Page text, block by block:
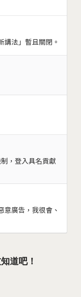
講法」暫且關閉。
，登入具名貢獻
意廣告，我很會、
道吧！